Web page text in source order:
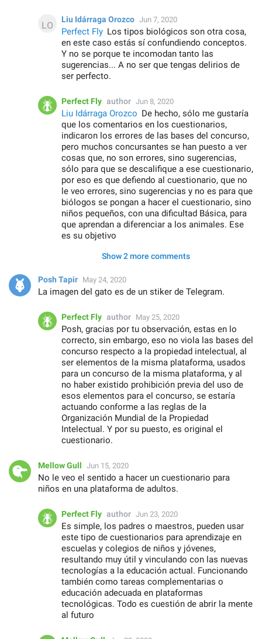
Liu Idárraga Orozco Jun 7, 2020
Perfect Fly Los tipos biológicos son otra cosa,
en este caso estás sí confundiendo conceptos.
Y no se porque te incomodan tanto las
sugerencias... A no ser que tengas delirios de
ser perfecto.
Perfect Fly author Jun 8, 2020
Liu Idárraga Orozco De hecho, sólo me gustaría
que los comentarios en los cuestionarios,
indicaron los errores de las bases del concurso,
pero muchos concursantes se han puesto a ver
cosas que, no son errores, sino sugerencias,
sólo para que se descalifique a ese cuestionario,
por eso es que defiendo al cuestionario, que no
le veo errores, sino sugerencias y no es para que
biólogos se pongan a hacer el cuestionario, sino
niños pequeños, con una dificultad Básica, para
que aprendan a diferenciar a los animales. Ese
es su objetivo
Show 2 more comments
Posh Tapir May 24, 2020
La imagen del gato es de un stiker de Telegram.
Perfect Fly author May 25, 2020
Posh, gracias por tu observación, estas en lo
correcto, sin embargo, eso no viola las bases del
concurso respecto a la propiedad intelectual, al
ser elementos de la misma plataforma, usados
para un concurso de la misma plataforma, y al
no haber existido prohibición previa del uso de
esos elementos para el concurso, se estaría
actuando conforme a las reglas de la
Organización Mundial de la Propiedad
Intelectual. Y por su puesto, es original el
cuestionario.
Mellow Gull Jun 15, 2020
No le veo el sentido a hacer un cuestionario para
niños en una plataforma de adultos.
Perfect Fly author Jun 23, 2020
Es simple, los padres o maestros, pueden usar
este tipo de cuestionarios para aprendizaje en
escuelas y colegios de niños y jóvenes,
resultando muy útil y vinculando con las nuevas
tecnologías a la educación actual. Funcionando
también como tareas complementarias o
educación adecuada en plataformas
tecnológicas. Todo es cuestión de abrir la mente
al futuro